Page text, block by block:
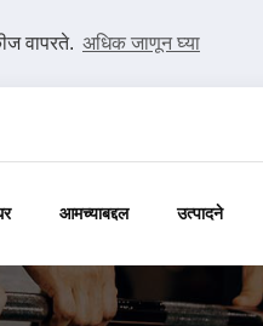
वापरते. अधिक जाणून घ्या
आमच्याबद्दल उत्पादने